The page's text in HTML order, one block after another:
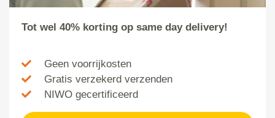
Tot wel 40% korting op same day delivery!
Geen voorrijkosten
Gratis verzekerd verzenden
NIWO gecertificeerd